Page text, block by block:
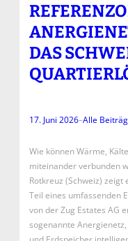
DAS
17. Juni 2026–Alle
Wie können Wärme,
miteinander verbunden
Rotkreuz (Schweiz)
Teil eines umfassenden
von der Zug Estates AG
sogenannte